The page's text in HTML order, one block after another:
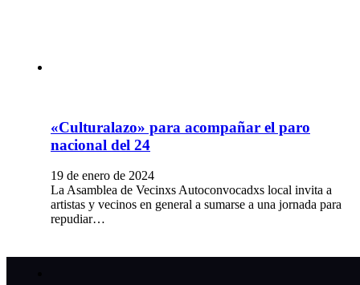
«Culturalazo» para acompañar el paro
nacional del 24
19 de enero de 2024
La Asamblea de Vecinxs Autoconvocadxs local invita a
artistas y vecinos en general a sumarse a una jornada para
repudiar…